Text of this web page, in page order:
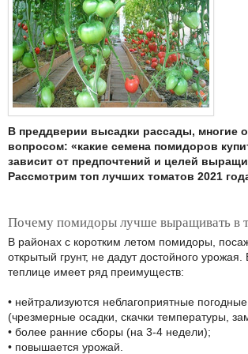
В преддверии высадки рассады, многие
вопросом: «какие семена помидоров
зависит от предпочтений и целей
Рассмотрим топ лучших томатов 2021
Почему помидоры лучше выращивать в
В районах с коротким летом помидоры,
открытый грунт, не дадут достойного
теплице имеет ряд преимуществ:
• нейтрализуются неблагоприятные
(чрезмерные осадки, скачки температуры,
• более ранние сборы (на 3-4 недели);
• повышается урожай.